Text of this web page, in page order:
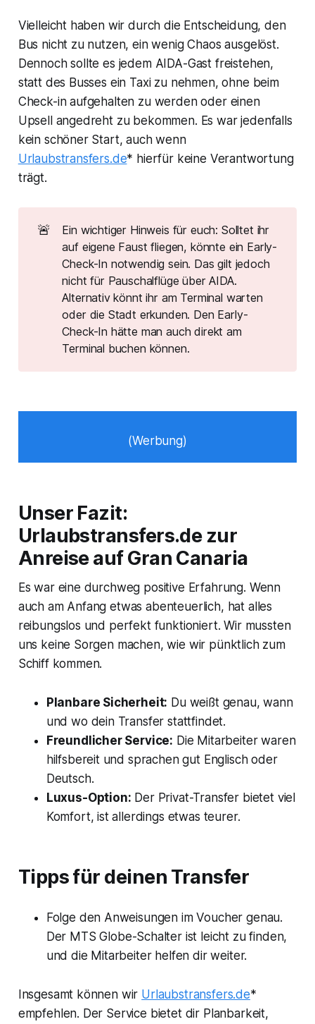
Vielleicht haben wir durch die Entscheidung, den
Bus nicht zu nutzen, ein wenig Chaos ausgelöst.
Dennoch sollte es jedem AIDA-Gast freistehen,
statt des Busses ein Taxi zu nehmen, ohne beim
Check-in aufgehalten zu werden oder einen
Upsell angedreht zu bekommen. Es war jedenfalls
kein schöner Start, auch wenn
Urlaubstransfers.de* hierfür keine Verantwortung
trägt.
🚨
Ein wichtiger Hinweis für euch: Solltet ihr
auf eigene Faust fliegen, könnte ein Early-
Check-In notwendig sein. Das gilt jedoch
nicht für Pauschalflüge über AIDA.
Alternativ könnt ihr am Terminal warten
oder die Stadt erkunden. Den Early-
Check-In hätte man auch direkt am
Terminal buchen können.
(Werbung)
Unser Fazit:
Urlaubstransfers.de zur
Anreise auf Gran Canaria
Es war eine durchweg positive Erfahrung. Wenn
auch am Anfang etwas abenteuerlich, hat alles
reibungslos und perfekt funktioniert. Wir mussten
uns keine Sorgen machen, wie wir pünktlich zum
Schiff kommen.
Planbare Sicherheit: Du weißt genau, wann
und wo dein Transfer stattfindet.
Freundlicher Service: Die Mitarbeiter waren
hilfsbereit und sprachen gut Englisch oder
Deutsch.
Luxus-Option: Der Privat-Transfer bietet viel
Komfort, ist allerdings etwas teurer.
Tipps für deinen Transfer
Folge den Anweisungen im Voucher genau.
Der MTS Globe-Schalter ist leicht zu finden,
und die Mitarbeiter helfen dir weiter.
Insgesamt können wir Urlaubstransfers.de*
empfehlen. Der Service bietet dir Planbarkeit,